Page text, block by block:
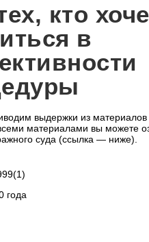
кто
в
выдержки из
материалами вы можете
суда (ссылка — ниже).
года